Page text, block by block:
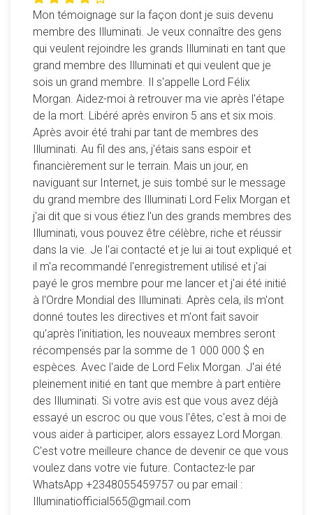
écran, c'est désormais possible. Idem pour la version
tablette. Les commentaires ont été pris en compte pour
cette mise à jour : 10 nouveaux verbes ont été ajoutés ainsi
que de nouvelles traduction pour certains mots (autrement
dit il peut y avoir deux traductions possibles pour un même
mot). Afin d'éviter les fautes incomprises, les espaces
avant et après les mots ne sont plus pris en compte, ainsi
que les doubles espaces entre les mots (eh oui, difficile de
comprendre sa faute quand on voit qu'il fallait écrire "to be"
au lieu de "to be"... ). Eviter les triples espaces tout de
même, car là ça ne fonctionnera plus.
N'hésitez pas à laisser un commentaire. Comme vous
pouvez le voir, même si ça peut parfois prendre du temps,
ils sont lus et pris en compte pour améliorer la pertinence
pédagogique.
19 avril 2018: Amélioration du moteur de jeu. Correction
d'un bug qui faisait apparaître dans le jeu des verbes non
sélectionnés. Les scores affichent par défaut les meilleurs
du mois. Petite amélioration graphique.
17 septembre 2018: Ajout d'un bouton permettant de
sélectionner tous les verbes d'un coup ou bien de ne garder
que les 4 verbes obligatoires.
21 mai 2019: Il n'est plus nécessaire de mettre le fameux
"to" devant le verbe à l'infinitif. On peut toujours le mettre
(c'est même mieux) mais ne pas le mettre ne sera plus
compté comme une erreur. Tenant compte des remarques
dans les commentaires, des verbes ont été retirés et
d'autres ajoutés. Un bouton pour activer/désactiver le son
a été ajouté (suite à une demande également). Enfin un bug
mineur a été corrigé et quelques améliorations graphiques
ont été apportées.
Mon témoignage sur la façon dont je suis devenu
membre des Illuminati. Je veux connaître des gens
qui veulent rejoindre les grands Illuminati en tant que
grand membre des Illuminati et qui veulent que je
sois un grand membre. Il s'appelle Lord Félix
Morgan. Aidez-moi à retrouver ma vie après l'étape
de la mort. Libéré après environ 5 ans et six mois.
Après avoir été trahi par tant de membres des
Illuminati. Au fil des ans, j'étais sans espoir et
financièrement sur le terrain. Mais un jour, en
naviguant sur Internet, je suis tombé sur le message
du grand membre des Illuminati Lord Felix Morgan et
j'ai dit que si vous étiez l'un des grands membres des
Illuminati, vous pouvez être célèbre, riche et réussir
dans la vie. Je l'ai contacté et je lui ai tout expliqué et
il m'a recommandé l'enregistrement utilisé et j'ai
payé le gros membre pour me lancer et j'ai été initié
à l'Ordre Mondial des Illuminati. Après cela, ils m'ont
donné toutes les directives et m'ont fait savoir
qu'après l'initiation, les nouveaux membres seront
récompensés par la somme de 1 000 000 $ en
espèces. Avec l'aide de Lord Felix Morgan. J'ai été
pleinement initié en tant que membre à part entière
des Illuminati. Si votre avis est que vous avez déjà
essayé un escroc ou que vous l'êtes, c'est à moi de
vous aider à participer, alors essayez Lord Morgan.
C'est votre meilleure chance de devenir ce que vous
voulez dans votre vie future. Contactez-le par
WhatsApp +2348055459757 ou par email :
Illuminatiofficial565@gmail.com